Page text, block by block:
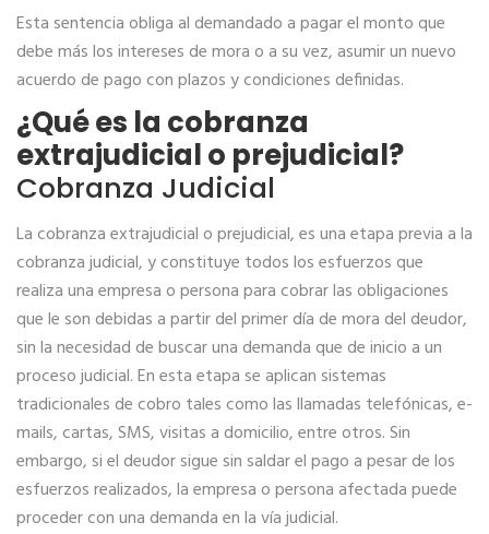
Esta sentencia obliga al demandado a pagar el monto que
debe más los intereses de mora o a su vez, asumir un nuevo
acuerdo de pago con plazos y condiciones definidas.
¿Qué es la cobranza
extrajudicial o prejudicial?
Cobranza Judicial
La cobranza extrajudicial o prejudicial, es una etapa previa a la
cobranza judicial, y constituye todos los esfuerzos que
realiza una empresa o persona para cobrar las obligaciones
que le son debidas a partir del primer día de mora del deudor,
sin la necesidad de buscar una demanda que de inicio a un
proceso judicial. En esta etapa se aplican sistemas
tradicionales de cobro tales como las llamadas telefónicas, e-
mails, cartas, SMS, visitas a domicilio, entre otros. Sin
embargo, si el deudor sigue sin saldar el pago a pesar de los
esfuerzos realizados, la empresa o persona afectada puede
proceder con una demanda en la vía judicial.